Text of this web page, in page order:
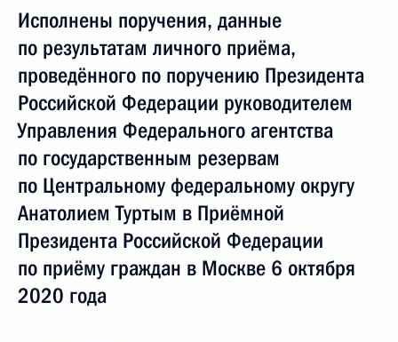
Исполнены поручения, данные
по результатам личного приёма,
проведённого по поручению Президента
Российской Федерации руководителем
Управления Федерального агентства
по государственным резервам
по Центральному федеральному округу
Анатолием Туртым в Приёмной
Президента Российской Федерации
по приёму граждан в Москве 6 октября
2020 года